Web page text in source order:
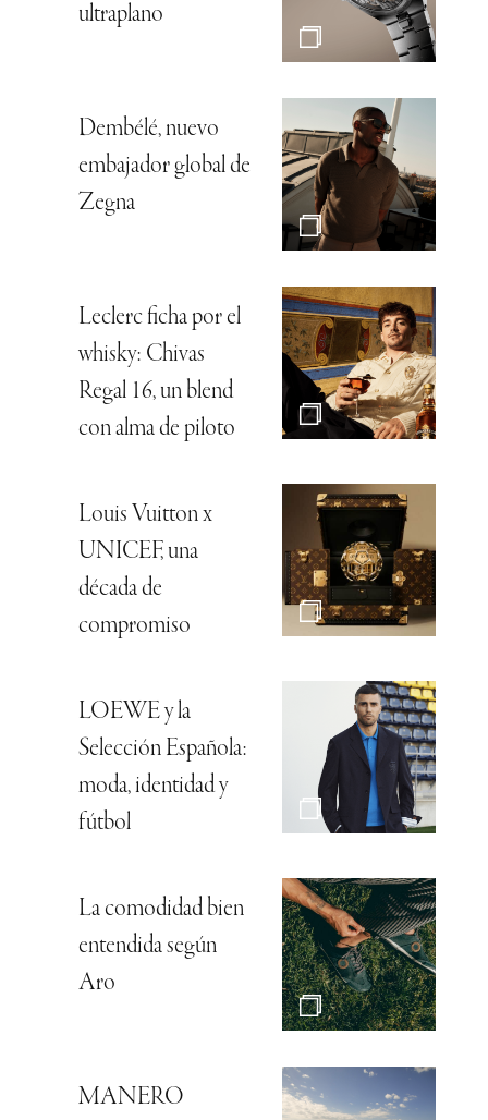
ultraplano
Dembélé, nuevo
embajador global de
Zegna
Leclerc ficha por el
whisky: Chivas
Regal 16, un blend
con alma de piloto
Louis Vuitton x
UNICEF, una
década de
compromiso
LOEWE y la
Selección Española:
moda, identidad y
fútbol
La comodidad bien
entendida según
Aro
MANERO